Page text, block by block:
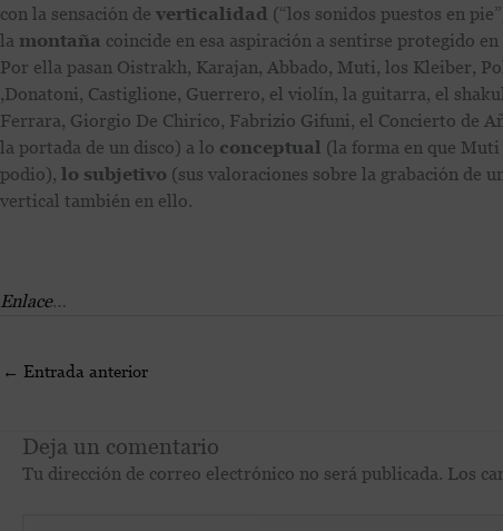
con la sensación de verticalidad (“los sonidos puestos en
la montaña coincide en esa aspiración a sentirse protegido
Por ella pasan Oistrakh, Karajan, Abbado, Muti, los Kleiber,
,Donatoni, Castiglione, Guerrero, el violín, la guitarra, el
Ferrara, Giorgio De Chirico, Fabrizio Gifuni, el Concierto de
la portada de un disco) a lo conceptual (la forma en que
podio), lo subjetivo (sus valoraciones sobre la grabación de
vertical también en ello.
Enlace…
← Entrada anterior
Deja un comentario
Tu dirección de correo electrónico no será publicada. Los